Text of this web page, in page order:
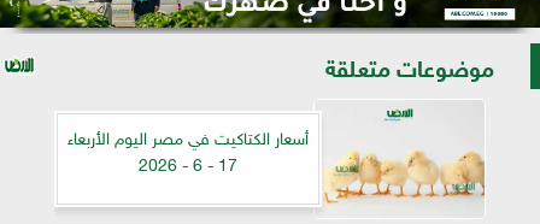
موضوعات متعلقة
أسعار الكتاكيت في مصر اليوم الأربعاء
17 - 6 - 2026